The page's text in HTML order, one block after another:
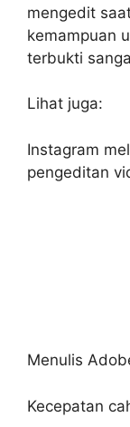
mengedit
kemampuan
terbukti
Lihat juga:
Instagram
pengeditan
Menulis
Kecepatan